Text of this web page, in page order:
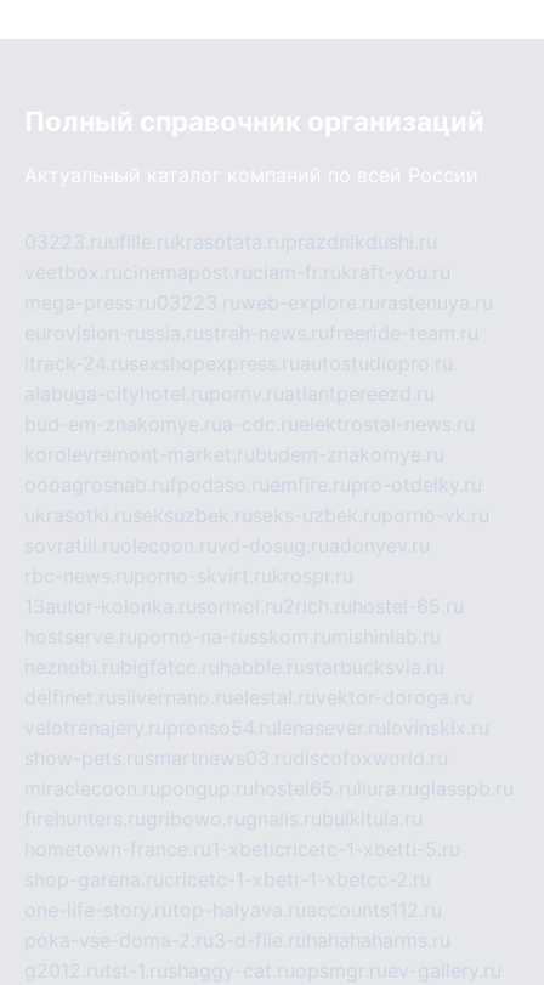
Полный справочник организаций
Актуальный каталог компаний по всей России
03223.ruufille.rukrasotata.ruprazdnikdushi.ru
veetbox.rucinemapost.ruciam-fr.rukraft-you.ru
mega-press.ru03223.ruweb-explore.ru rastenuya.ru
eurovision-russia.rustrah-news.rufreeride-team.ru
itrack-24.rusexshopexpress.ruautostudiopro.ru
alabuga-cityhotel.rupornv.ruatlantpereezd.ru
bud-em-znakomye.rua-cdc.ruelektrostal-news.ru
korolevremont-market.rubudem-znakomye.ru
oooagrosnab.rufpodaso.ruemfire.rupro-otdelky.ru
ukrasotki.ruseksuzbek.ruseks-uzbek.ruporno-vk.ru
sovratili.ruolecoon.ruvd-dosug.ruadonyev.ru
rbc-news.ruporno-skvirt.rukrospr.ru
13autor-kolonka.rusormol.ru2rich.ru hostel-65.ru
hostserve.ruporno-na-russkom.ru mishinlab.ru
neznobi.rubigfatcc.ru habble.rustarbucksvia.ru
delfinet.rusilvernano.ruelestal.ruvektor-doroga.ru
velotrenajery.rupronso54.ru lenasever.ru lovinskix.ru
show-pets.rusmartnews03.rudiscofoxworld.ru
miraclecoon.rupongup.ru hostel65.ru liura.ruglasspb.ru
firehunters.rugribowo.rugnalis.rubulkitula.ru
hometown-france.ru1-xbeticricetc-1-xbetti-5.ru
shop-garena.rucricetc-1-xbetr-1-xbetcc-2.ru
one-life-story.rutop-halyava.ruaccounts112.ru
poka-vse-doma-2.ru3-d-file.ru hahahaharms.ru
g2012.rutst-1.rushaggy-cat.ruopsmgr.ruev-gallery.ru